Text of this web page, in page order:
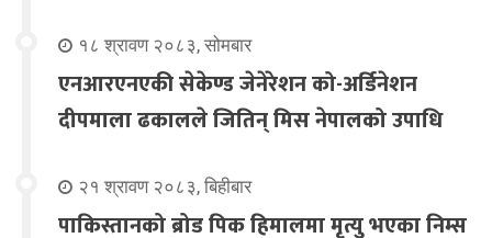
१८ श्रावण २०८३, सोमबार
एनआरएनएकी सेकेण्ड जेनेरेशन को-अर्डिनेशन
दीपमाला ढकालले जितिन् मिस नेपालको उपाधि
२१ श्रावण २०८३, बिहीबार
पाकिस्तानको ब्रोड पिक हिमालमा मृत्यु भएका निम्स